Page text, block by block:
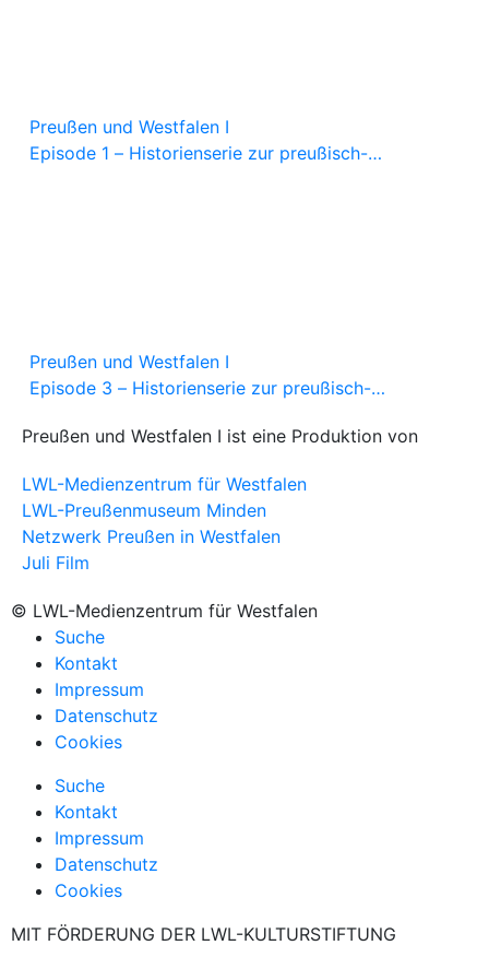
Preußen und Westfalen I
Episode 1 – Historienserie zur preußisch-
Preußen und Westfalen I
Episode 3 – Historienserie zur preußisch-
Preußen und Westfalen I ist eine Produktion von
LWL-Medienzentrum für Westfalen
LWL-Preußenmuseum Minden
Netzwerk Preußen in Westfalen
Juli Film
© LWL-Medienzentrum für Westfalen
Suche
Kontakt
Impressum
Datenschutz
Cookies
Suche
Kontakt
Impressum
Datenschutz
Cookies
MIT FÖRDERUNG DER LWL-KULTURSTIFTUNG